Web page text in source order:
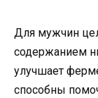
Для мужчин
содержанием
улучшает
способны